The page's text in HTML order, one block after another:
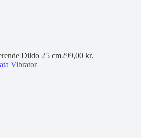
Dildo 25 cm299,00 kr.